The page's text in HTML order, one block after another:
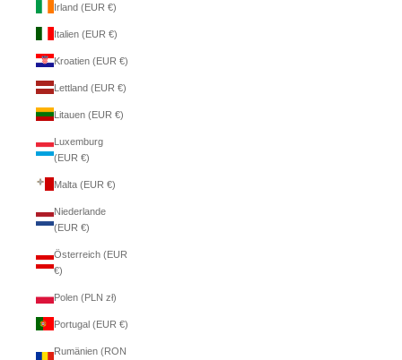
Irland (EUR €)
Italien (EUR €)
Kroatien (EUR €)
Lettland (EUR €)
Litauen (EUR €)
Luxemburg
(EUR €)
Malta (EUR €)
Niederlande
(EUR €)
Österreich (EUR
€)
Polen (PLN zł)
Portugal (EUR €)
Rumänien (RON